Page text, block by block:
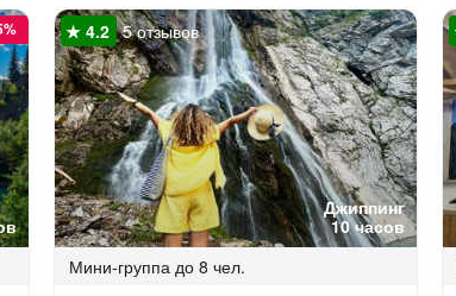
Джиппинг
10 часов
5 отзывов
Мини-группа до 8 чел.